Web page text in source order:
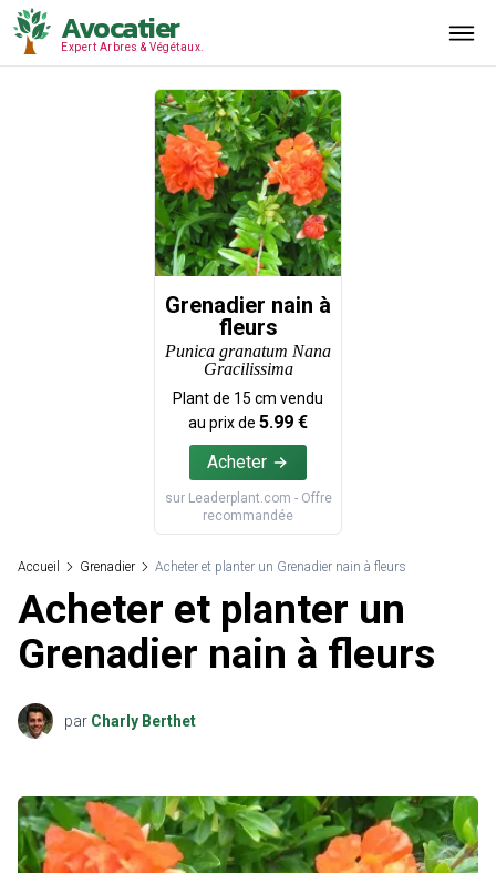
Avocatier
Expert Arbres & Végétaux.
Grenadier nain à
fleurs
Punica granatum Nana
Gracilissima
Plant de 15 cm vendu
au prix de 5.99 €
Acheter
sur Leaderplant.com - Offre
recommandée
Accueil Grenadier Acheter et planter un Grenadier nain à fleurs
Acheter et planter un
Grenadier nain à fleurs
par Charly Berthet